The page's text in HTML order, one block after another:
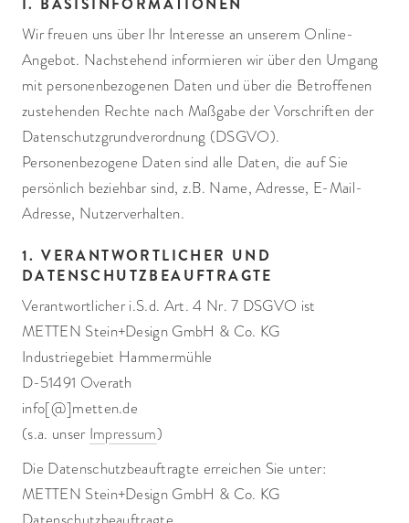
I. BASISINFORMATIONEN
Wir freuen uns über Ihr Interesse an unserem Online-
Angebot. Nachstehend informieren wir über den Umgang
mit personenbezogenen Daten und über die Betroffenen
zustehenden Rechte nach Maßgabe der Vorschriften der
Datenschutzgrundverordnung (DSGVO).
Personenbezogene Daten sind alle Daten, die auf Sie
persönlich beziehbar sind, z.B. Name, Adresse, E-Mail-
Adresse, Nutzerverhalten.
1. VERANTWORTLICHER UND
DATENSCHUTZBEAUFTRAGTE
Verantwortlicher i.S.d. Art. 4 Nr. 7 DSGVO ist
METTEN Stein+Design GmbH & Co. KG
Industriegebiet Hammermühle
D-51491 Overath
info[@]metten.de
(s.a. unser Impressum)
Die Datenschutzbeauftragte erreichen Sie unter:
METTEN Stein+Design GmbH & Co. KG